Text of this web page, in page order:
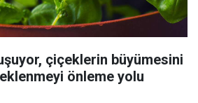
çiçeklerin büyümesini
önleme yolu